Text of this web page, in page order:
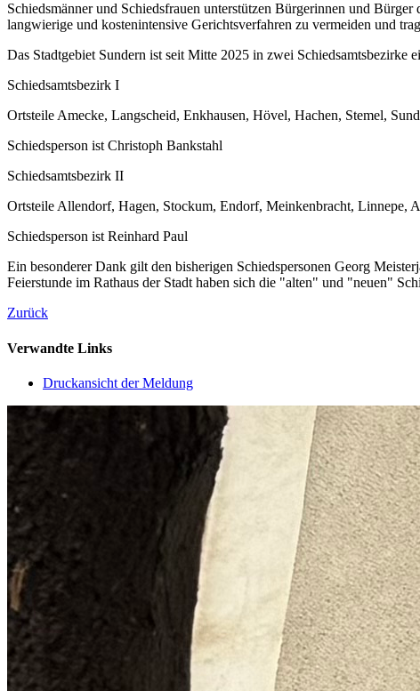
Schiedsmänner und Schiedsfrauen unterstützen Bürgerinnen und
langwierige und kostenintensive Gerichtsverfahren zu vermeiden und
Das Stadtgebiet Sundern ist seit Mitte 2025 in zwei Schiedsamtsbezirke
Schiedsamtsbezirk I
Ortsteile Amecke, Langscheid, Enkhausen, Hövel, Hachen, Stemel,
Schiedsperson ist Christoph Bankstahl
Schiedsamtsbezirk II
Ortsteile Allendorf, Hagen, Stockum, Endorf, Meinkenbracht, Linnepe,
Schiedsperson ist Reinhard Paul
Ein besonderer Dank gilt den bisherigen Schiedspersonen Georg
Feierstunde im Rathaus der Stadt haben sich die "alten" und "neuen"
Zurück
Verwandte Links
Druckansicht der Meldung